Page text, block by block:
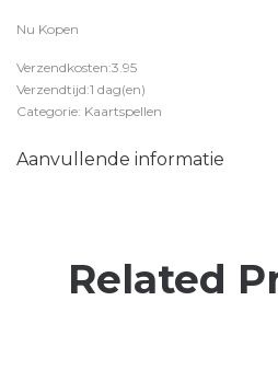
Nu Kopen
Verzendkosten:3.95
Verzendtijd:1 dag(en)
Categorie: Kaartspellen
Aanvullende informatie
Related